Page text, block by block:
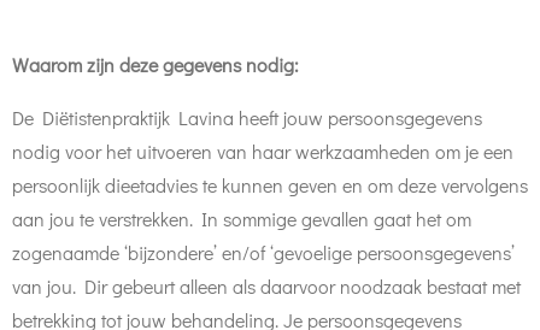
Waarom zijn deze gegevens nodig:
De Diëtistenpraktijk Lavina heeft jouw persoonsgegevens
nodig voor het uitvoeren van haar werkzaamheden om je een
persoonlijk dieetadvies te kunnen geven en om deze vervolgens
aan jou te verstrekken. In sommige gevallen gaat het om
zogenaamde ‘bijzondere’ en/of ‘gevoelige persoonsgegevens’
van jou. Dir gebeurt alleen als daarvoor noodzaak bestaat met
betrekking tot jouw behandeling. Je persoonsgegevens